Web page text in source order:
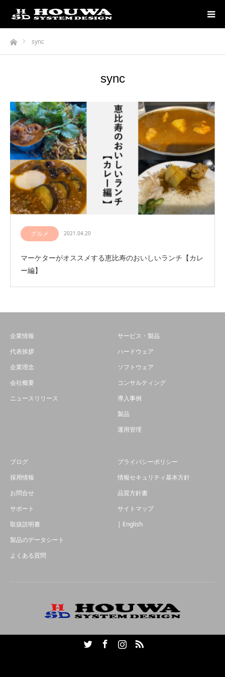
ホームsync
sync
グルメ 2021.04.20
マーケターがオススメする恵比寿のおいしいランチ【カレ
ー編】
企業情報
代表挨拶
企業理念
会社概要
ニュースリリース
サービス・製品
ハードウェア
ソフトウェア
コンサルティング
導入事例
製品
運用管理
ブログ
採用情報
お問合せ
サポート
取扱説明書
製品のデータシート
よくある質問
プライバシーポリシー
情報セキュリティ基本方針
品質方針書
サイトマップ
| English